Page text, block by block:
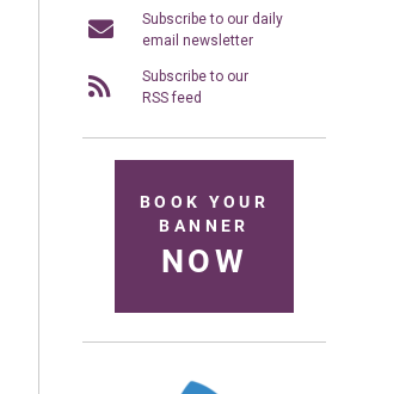
Subscribe to our daily
email newsletter
Subscribe to our
RSS feed
BOOK YOUR
BANNER
NOW